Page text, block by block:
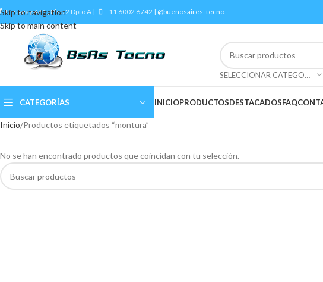
Skip to navigation
Skip to main content
Uruguay 461 , Piso 2 Dpto A | 11 6002 6742 | @buenosaires_tecno
SELECCIONAR CATEGORÍA
CATEGORÍAS INICIOPRODUCTOSDESTACADOSFAQ
Inicio Productos etiquetados “montura”
No se han encontrado productos que coincidan con tu selección.